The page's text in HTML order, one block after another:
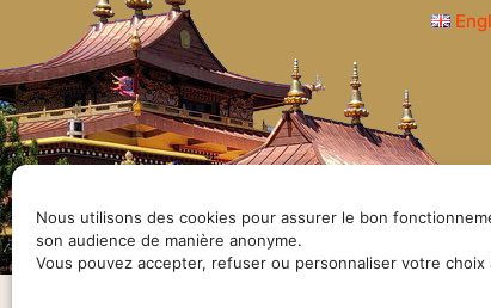
Nous utilisons des cookies pour assurer le bon
son audience de manière anonyme.
Vous pouvez accepter, refuser ou personnaliser votre choix